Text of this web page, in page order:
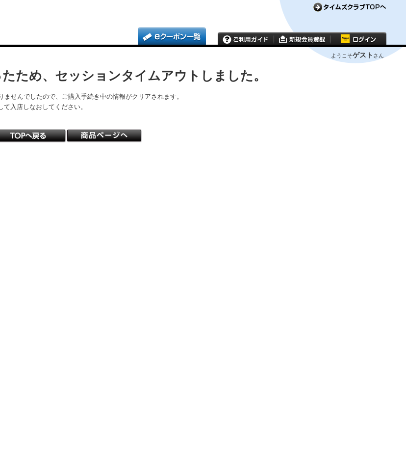
ようこそゲスト さん
ため、セッションタイムアウトしました。
せんでしたので、ご購入手続き中の情報がクリアされます。
入店しなおしてください。